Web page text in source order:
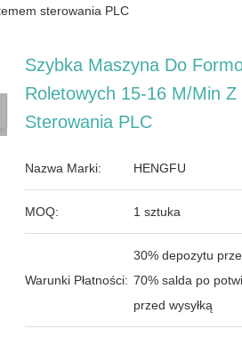
sterowania PLC
Szybka Maszyna Do
Roletowych 15-16 M/min
Sterowania PLC
Nazwa Marki: HENGFU
MOQ: 1 sztuka
Warunki Płatności:
30% depozytu
70% salda po
przed wysyłką